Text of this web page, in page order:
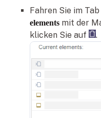
Fahren Sie im Tab
elements mit der
klicken Sie auf
.